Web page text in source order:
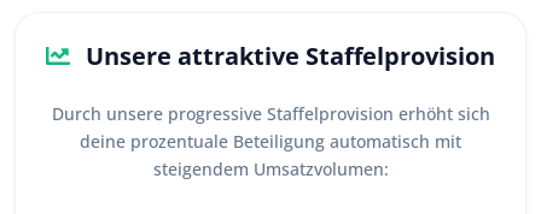
Unsere attraktive Staffelprovision
Durch unsere progressive Staffelprovision erhöht sich
deine prozentuale Beteiligung automatisch mit
steigendem Umsatzvolumen: